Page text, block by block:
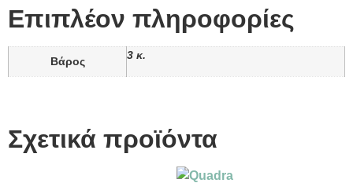
Επιπλέον πληροφορίες
Βάρος 3 κ.
Σχετικά προϊόντα